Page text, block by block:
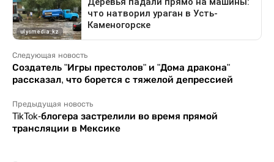
Следующая новость
Создатель "Игры престолов" и "Дома дракона"
рассказал, что борется с тяжелой депрессией
Предыдущая новость
TikTok-блогера застрелили во время прямой
трансляции в Мексике